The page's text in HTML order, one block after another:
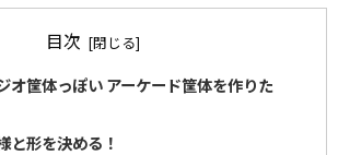
目次
オ筐体っぽい アーケード筐体を作りた
と形を決める！